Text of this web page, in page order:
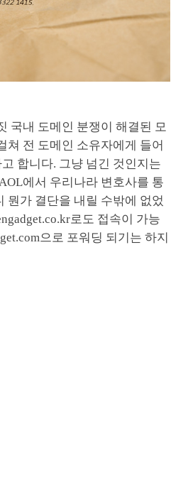
국내 도메인 분쟁이 해결된 모
쳐 전 도메인 소유자에게 들어
합니다. 그냥 넘긴 것인지는
에서 우리나라 변호사를 통
뭔가 결단을 내릴 수밖에 없었
로도 접속이 가능
으로 포워딩 되기는 하지